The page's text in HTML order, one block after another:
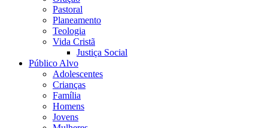
Pastoral
Planeamento
Teologia
Vida Cristã
Justiça Social
Público Alvo
Adolescentes
Crianças
Família
Homens
Jovens